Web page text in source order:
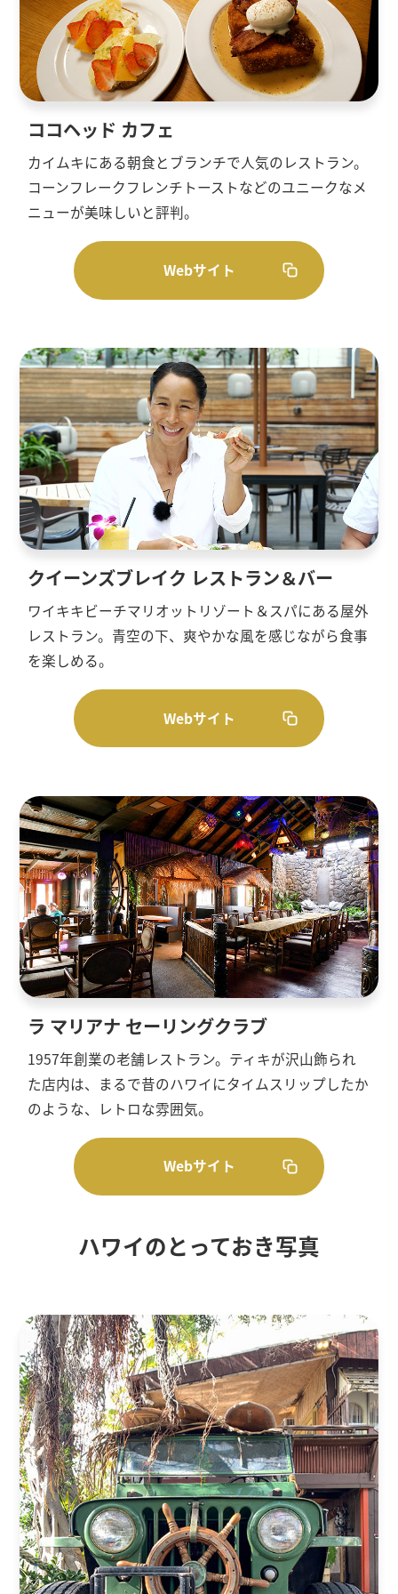
ココヘッド カフェ
カイムキにある朝食とブランチで人気のレストラン。
コーンフレークフレンチトーストなどのユニークなメ
ニューが美味しいと評判。
Webサイト
クイーンズブレイク レストラン＆バー
ワイキキビーチマリオットリゾート＆スパにある屋外
レストラン。青空の下、爽やかな風を感じながら食事
を楽しめる。
Webサイト
ラ マリアナ セーリングクラブ
1957年創業の老舗レストラン。ティキが沢山飾られ
た店内は、まるで昔のハワイにタイムスリップしたか
のような、レトロな雰囲気。
Webサイト
ハワイのとっておき写真